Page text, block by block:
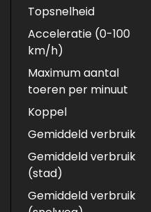
Topsnelheid
Acceleratie (0-100
km/h)
Maximum aantal
toeren per minuut
Koppel
Gemiddeld verbruik
Gemiddeld verbruik
(stad)
Gemiddeld verbruik